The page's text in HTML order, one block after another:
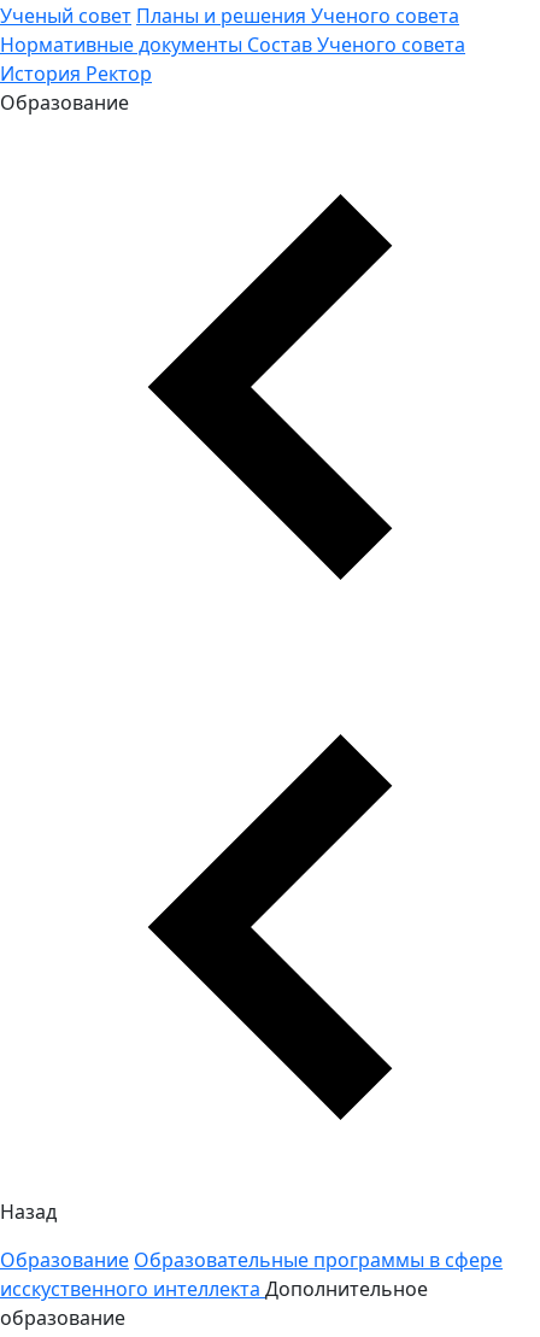
Ученый совет Планы и решения Ученого совета
Нормативные документы Состав Ученого совета
История Ректор
Образование
Назад
Образование Образовательные программы в сфере
исскуственного интеллекта Дополнительное
образование